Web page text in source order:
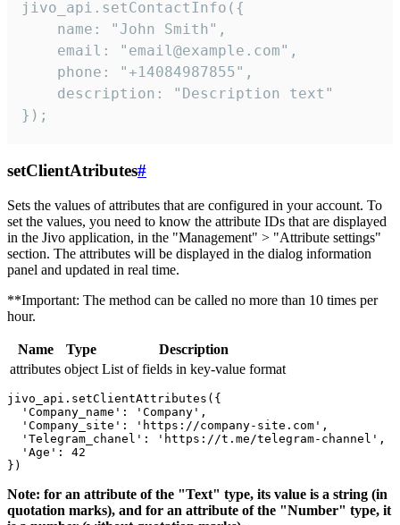
jivo_api.setContactInfo({
    name: "John Smith",
    email: "email@example.com",
    phone: "+14084987855",
    description: "Description text"
});
setClientAtributes#
Sets the values ​​of attributes that are configured in your account. To
set the values, you need to know the attribute IDs that are displayed
in the Jivo application, in the "Management" > "Attribute settings"
section. The attributes will be displayed in the dialog information
panel and updated in real time.
**Important: The method can be called no more than 10 times per
hour.
Name Type
Description
attributes object List of fields in key-value format
jivo_api.setClientAttributes({
  'Company_name': 'Company',
  'Company_site': 'https://company-site.com',
  'Telegram_chanel': 'https://t.me/telegram-channel',
  'Age': 42
Note: for an attribute of the "Text" type, its value is a string (in
quotation marks), and for an attribute of the "Number" type, it